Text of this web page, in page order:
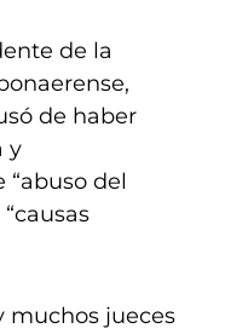
de la
de haber
y
del
muchos jueces